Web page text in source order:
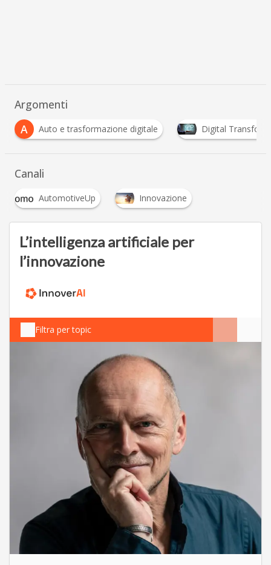
Argomenti
A
Auto e trasformazione digitale Digital
Canali
AutomotiveUp Innovazione
L’intelligenza artificiale per
l’innovazione
Filtra per topic